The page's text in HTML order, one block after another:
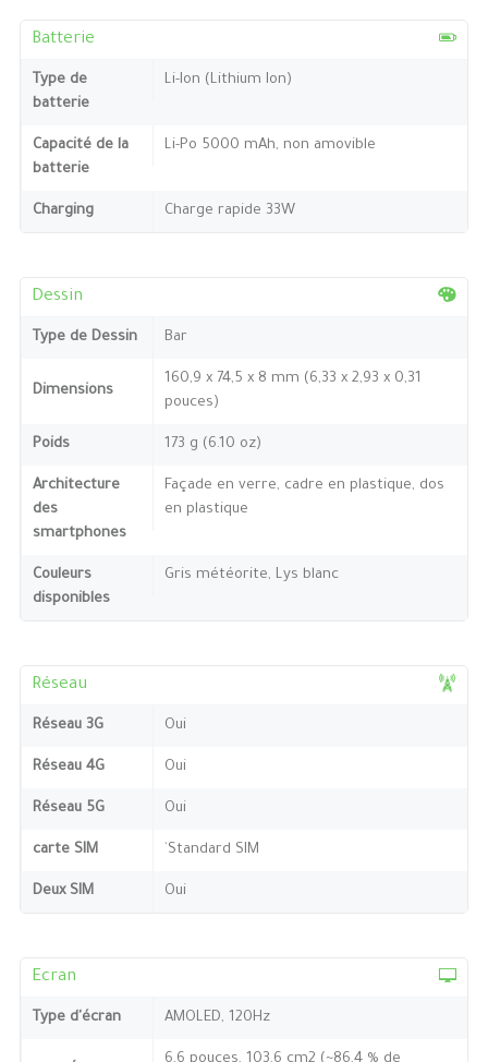
Batterie
Type de
batterie
Li-Ion (Lithium Ion)
Capacité de la
batterie
Li-Po 5000 mAh, non amovible
Charging Charge rapide 33W
Dessin
Type de Dessin Bar
Dimensions
160,9 x 74,5 x 8 mm (6,33 x 2,93 x 0,31
pouces)
Poids 173 g (6.10 oz)
Architecture
des
smartphones
Façade en verre, cadre en plastique, dos
en plastique
Couleurs
disponibles
Gris météorite, Lys blanc
Réseau
Réseau 3G Oui
Réseau 4G Oui
Réseau 5G Oui
carte SIM `Standard SIM
Deux SIM Oui
Ecran
Type d'écran AMOLED, 120Hz